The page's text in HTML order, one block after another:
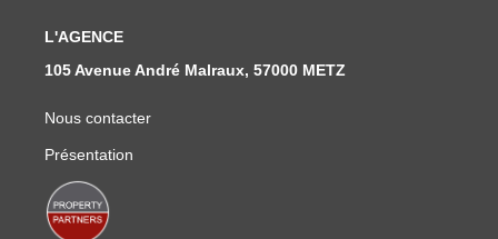
L'AGENCE
105 Avenue André Malraux, 57000 METZ
Nous contacter
Présentation